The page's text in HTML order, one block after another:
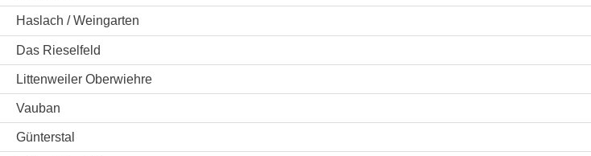
Haslach / Weingarten
Das Rieselfeld
Littenweiler Oberwiehre
Vauban
Günterstal